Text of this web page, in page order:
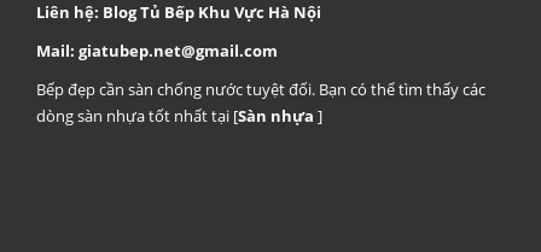
Liên hệ: Blog Tủ Bếp Khu Vực Hà Nội
Mail: giatubep.net@gmail.com
Bếp đẹp cần sàn chống nước tuyệt đối. Bạn có thể tìm thấy các
dòng sàn nhựa tốt nhất tại [Sàn nhựa ]